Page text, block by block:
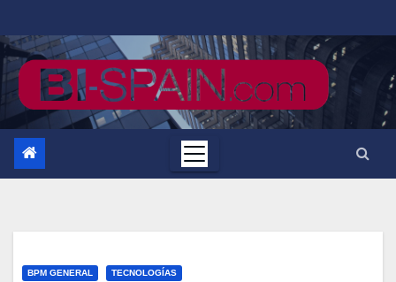
al
contenido
BPM GENERAL TECNOLOGÍAS